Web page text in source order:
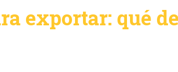
exportar: qué